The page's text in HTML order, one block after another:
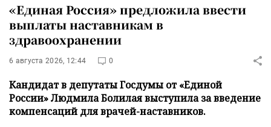
«Единая Россия» предложила ввести
выплаты наставникам в
здравоохранении
6 августа 2026, 12:44 0
Кандидат в депутаты Госдумы от «Единой
России» Людмила Болилая выступила за введение
компенсаций для врачей-наставников.